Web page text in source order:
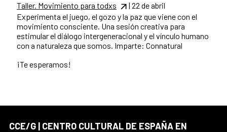
Taller. Movimiento para todxs
| 22 de abril
Experimenta el juego, el gozo y la paz que viene con el
movimiento consciente. Una sesión creativa para
estimular el diálogo intergeneracional y el vínculo humano
con a naturaleza que somos. Imparte: Connatural
¡Te esperamos!
CCE/G | CENTRO CULTURAL DE ESPAÑA EN